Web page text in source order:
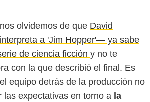
olvidemos de que David
a 'Jim Hopper'— ya sabe
de ciencia ficción y no te
con la que describió el final. Es
equipo detrás de la producción no
las expectativas en torno a la